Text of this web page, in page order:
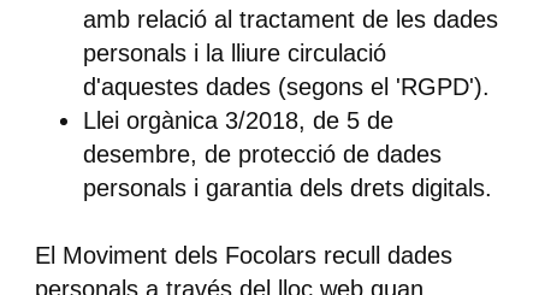
amb relació al tractament de les dades
personals i la lliure circulació
d'aquestes dades (segons el 'RGPD').
Llei orgànica 3/2018, de 5 de
desembre, de protecció de dades
personals i garantia dels drets digitals.
El Moviment dels Focolars recull dades
personals a través del lloc web quan